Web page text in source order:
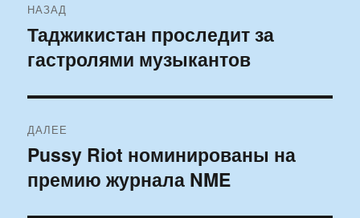
по
записям
НАЗАД
Предыдущая
запись:
Таджикистан проследит за
гастролями музыкантов
ДАЛЕЕ
Следующая
запись:
Pussy Riot номинированы на
премию журнала NME